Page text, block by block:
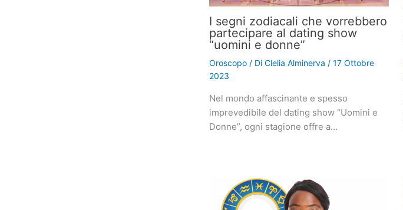
I segni zodiacali che vorrebbero
partecipare al dating show
“uomini e donne”
Oroscopo/ Di Clelia Alminerva / 17 Ottobre
2023
Nel mondo affascinante e spesso
imprevedibile del dating show “Uomini e
Donne”, ogni stagione offre a…